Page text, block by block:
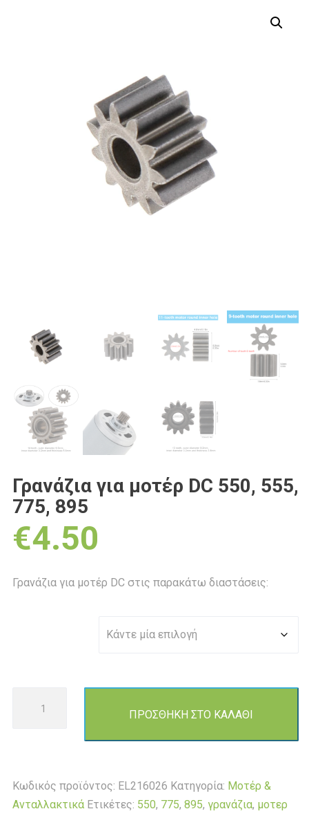
Γρανάζια για μοτέρ DC 550, 555,
775, 895
€4.50
Γρανάζια για μοτέρ DC στις παρακάτω διαστάσεις:
555,
775,
ΠΡΟΣΘΗΚΗ ΣΤΟ ΚΑΛΑΘΙ
Κωδικός προϊόντος: EL216026 Κατηγορία: Μοτέρ &
Ανταλλακτικά Ετικέτες: 550, 775, 895, γρανάζια, μοτερ